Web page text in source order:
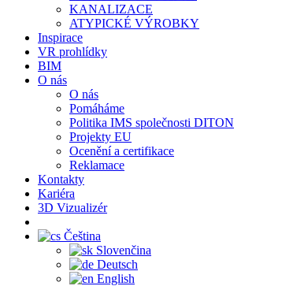
KANALIZACE
ATYPICKÉ VÝROBKY
Inspirace
VR prohlídky
BIM
O nás
O nás
Pomáháme
Politika IMS společnosti DITON
Projekty EU
Ocenění a certifikace
Reklamace
Kontakty
Kariéra
3D Vizualizér
Čeština
Slovenčina
Deutsch
English